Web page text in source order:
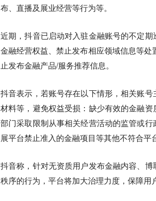
布、直播及展业经营等行为等。
近期，抖音已启动对入驻金融账号的不定
金融经营权益、禁止发布相应领域信息等
止发布金融产品/服务推荐信息。
抖音表示，若账号存在以下情形，相关账
材料等，避免权益受损：缺少有效的金融
部门采取限制从事相关经营活动的监管或
展平台禁止准入的金融项目等其他不符合平
抖音称，针对无资质用户发布金融内容、
秩序的行为，平台将加大治理力度，保障用